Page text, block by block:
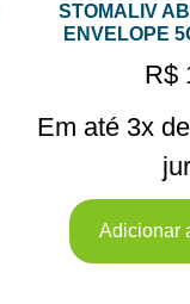
STOMALIV
ENVELOPE
R$
Em até 3x de
Adicionar